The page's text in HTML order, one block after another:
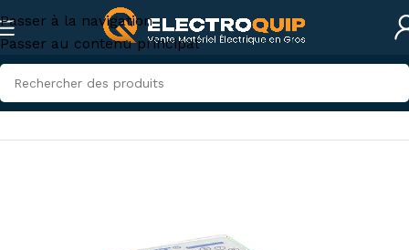
Passer à la navigation
Passer au contenu principal
Accueil/Eclairage/Relais et Temporisateurs